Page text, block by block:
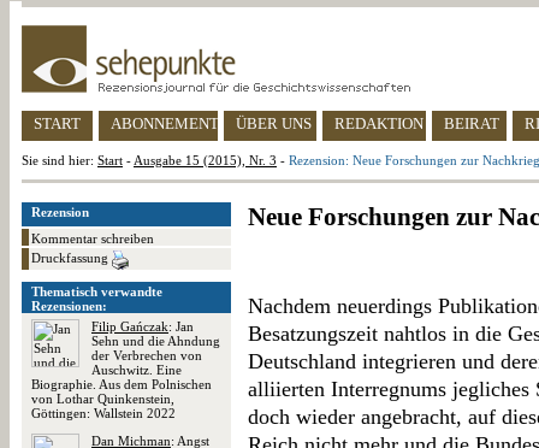
START ABONNEMENT ÜBER UNS REDAKTION BEIRAT
Sie sind hier: Start - Ausgabe 15 (2015), Nr. 3 - Rezension: Neue Forschungen zur
Rezension
Kommentar schreiben
Druckfassung
Thematisch verwandte
Rezensionen:
Filip Gańczak: Jan
Sehn und die Ahndung
der Verbrechen von
Auschwitz. Eine
Biographie. Aus dem Polnischen
von Lothar Quinkenstein,
Göttingen: Wallstein 2022
Dan Michman: Angst
Neue Forschungen zur
Nachdem neuerdings
Besatzungszeit nahtlos in die
Deutschland integrieren und
alliierten Interregnums jegliches
doch wieder angebracht, auf